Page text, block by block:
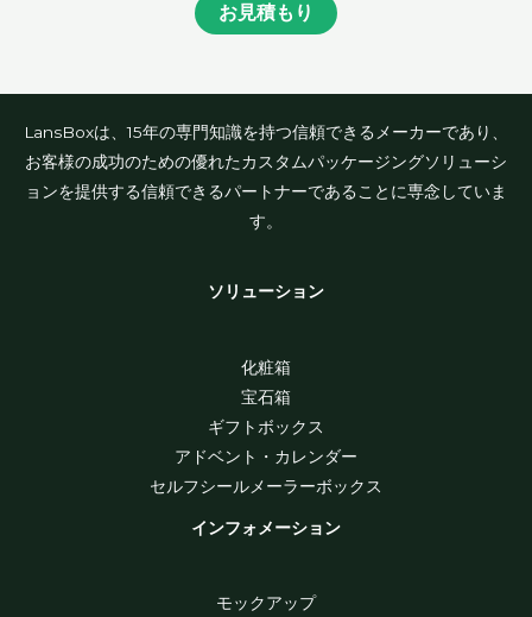
お見積もり
LansBoxは、15年の専門知識を持つ信頼できるメーカーであり、
お客様の成功のための優れたカスタムパッケージングソリューシ
ョンを提供する信頼できるパートナーであることに専念していま
す。
ソリューション
化粧箱
宝石箱
ギフトボックス
アドベント・カレンダー
セルフシールメーラーボックス
インフォメーション
モックアップ